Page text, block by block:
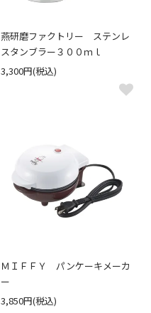
燕研磨ファクトリー ステンレ
スタンブラー３００ｍｌ
3,300円(税込)
ＭＩＦＦＹ パンケーキメーカ
ー
3,850円(税込)